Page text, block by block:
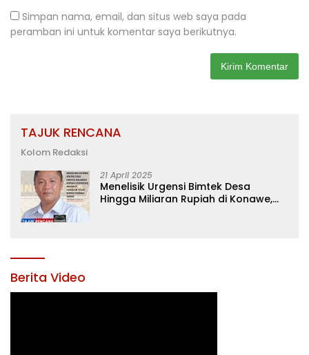
Simpan nama, email, dan situs web saya pada
peramban ini untuk komentar saya berikutnya.
TAJUK RENCANA
Kolom Redaksi
21 April 2025
Menelisik Urgensi Bimtek Desa
Hingga Miliaran Rupiah di Konawe,
Berita Video